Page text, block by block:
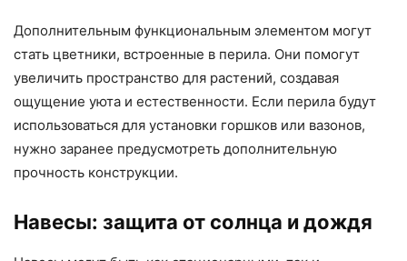
Дополнительным функциональным элементом могут
стать цветники, встроенные в перила. Они помогут
увеличить пространство для растений, создавая
ощущение уюта и естественности. Если перила будут
использоваться для установки горшков или вазонов,
нужно заранее предусмотреть дополнительную
прочность конструкции.
Навесы: защита от солнца и дождя